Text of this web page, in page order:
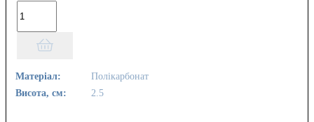
Матеріал:
Полікарбонат
Висота, см:
2.5